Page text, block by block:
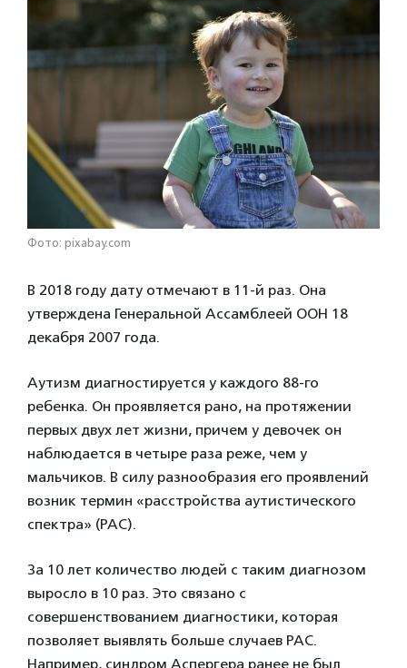
Фото: pixabay.com
В 2018 году дату отмечают в 11-й раз. Она
утверждена Генеральной Ассамблеей ООН 18
декабря 2007 года.
Аутизм диагностируется у каждого 88-го
ребенка. Он проявляется рано, на протяжении
первых двух лет жизни, причем у девочек он
наблюдается в четыре раза реже, чем у
мальчиков. В силу разнообразия его проявлений
возник термин «расстройства аутистического
спектра» (РАС).
За 10 лет количество людей с таким диагнозом
выросло в 10 раз. Это связано с
совершенствованием диагностики, которая
позволяет выявлять больше случаев РАС.
Например, синдром Аспергера ранее не был